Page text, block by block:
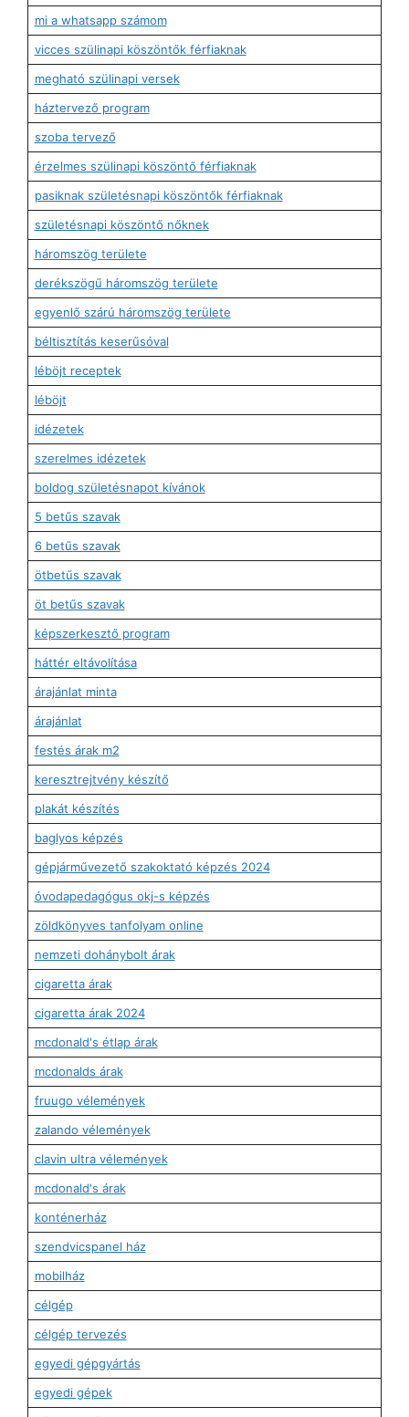
mi a whatsapp számom
vicces szülinapi köszöntők férfiaknak
megható szülinapi versek
háztervező program
szoba tervező
érzelmes szülinapi köszöntő férfiaknak
pasiknak születésnapi köszöntők férfiaknak
születésnapi köszöntő nőknek
háromszög területe
derékszögű háromszög területe
egyenlő szárú háromszög területe
béltisztítás keserűsóval
léböjt receptek
léböjt
idézetek
szerelmes idézetek
boldog születésnapot kívánok
5 betűs szavak
6 betűs szavak
ötbetűs szavak
öt betűs szavak
képszerkesztő program
háttér eltávolítása
árajánlat minta
árajánlat
festés árak m2
keresztrejtvény készítő
plakát készítés
baglyos képzés
gépjárművezető szakoktató képzés 2024
óvodapedagógus okj-s képzés
zöldkönyves tanfolyam online
nemzeti dohánybolt árak
cigaretta árak
cigaretta árak 2024
mcdonald's étlap árak
mcdonalds árak
fruugo vélemények
zalando vélemények
clavin ultra vélemények
mcdonald's árak
konténerház
szendvicspanel ház
mobilház
célgép
célgép tervezés
egyedi gépgyártás
egyedi gépek